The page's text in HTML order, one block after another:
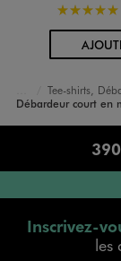
5/5 de
Accueil
Fille
Vêtements
Tee-shirts,
Débardeur court en
Inscrivez-
les